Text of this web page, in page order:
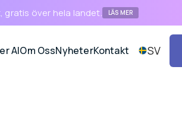
gratis över hela landet. LÄS MER
AIOm OssNyheterKontakt SV